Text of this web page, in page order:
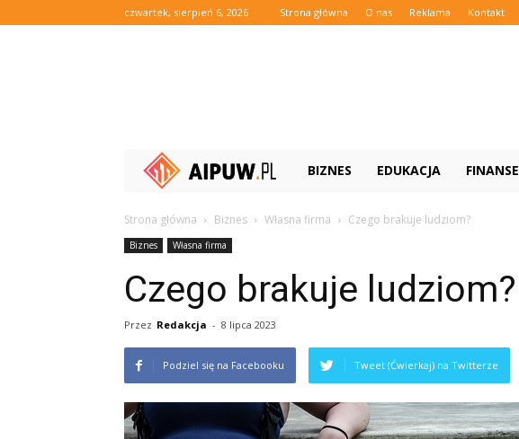
czwartek, sierpień 6, 2026 Strona główna O nas Reklama Kontakt
Aipuw.pl
BIZNES EDUKACJA FINANSE
Strona główna Biznes Własna firma Czego brakuje ludziom?
Biznes Własna firma
Czego brakuje ludziom?
Przez Redakcja - 8 lipca 2023
Podziel się na Facebooku Tweet (Ćwierkaj) na Twitterze